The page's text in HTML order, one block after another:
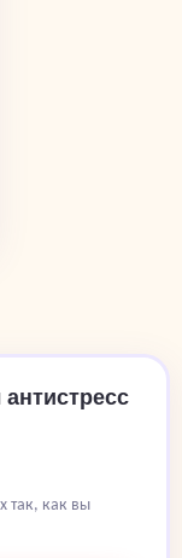
так, как вы